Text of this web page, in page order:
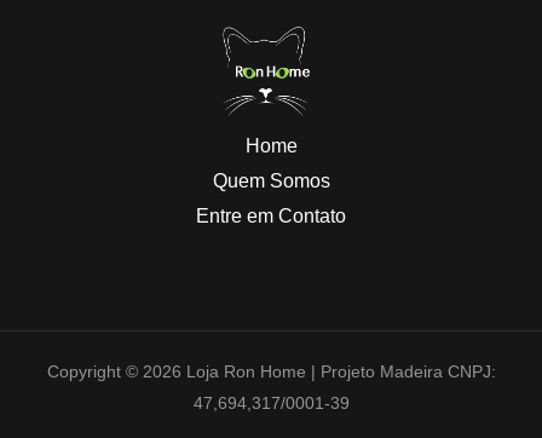
Home
Quem Somos
Entre em Contato
Copyright © 2026 Loja Ron Home | Projeto Madeira CNPJ:
47,694,317/0001-39